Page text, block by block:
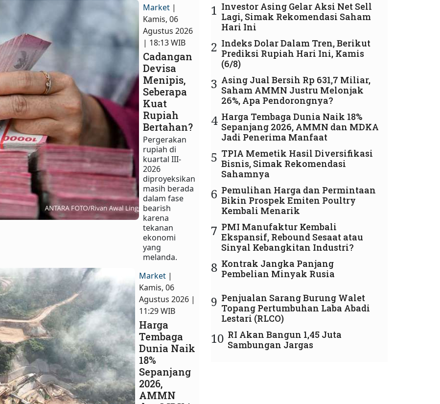
Market |
Kamis, 06
Agustus 2026
| 18:13 WIB
Cadangan
Devisa
Menipis,
Seberapa
Kuat
Rupiah
Bertahan?
Pergerakan
rupiah di
kuartal III-
2026
diproyeksikan
masih berada
dalam fase
bearish
karena
tekanan
ekonomi
yang
melanda.
Market |
Kamis, 06
Agustus 2026 |
11:29 WIB
Harga
Tembaga
Dunia Naik
18%
Sepanjang
2026,
AMMN
1 Investor Asing Gelar Aksi Net Sell
Lagi, Simak Rekomendasi Saham
Hari Ini
2 Indeks Dolar Dalam Tren, Berikut
Prediksi Rupiah Hari Ini, Kamis
(6/8)
3 Asing Jual Bersih Rp 631,7 Miliar,
Saham AMMN Justru Melonjak
26%, Apa Pendorongnya?
4 Harga Tembaga Dunia Naik 18%
Sepanjang 2026, AMMN dan MDKA
Jadi Penerima Manfaat
5 TPIA Memetik Hasil Diversifikasi
Bisnis, Simak Rekomendasi
Sahamnya
6 Pemulihan Harga dan Permintaan
Bikin Prospek Emiten Poultry
Kembali Menarik
7 PMI Manufaktur Kembali
Ekspansif, Rebound Sesaat atau
Sinyal Kebangkitan Industri?
8 Kontrak Jangka Panjang
Pembelian Minyak Rusia
9 Penjualan Sarang Burung Walet
Topang Pertumbuhan Laba Abadi
Lestari (RLCO)
10 RI Akan Bangun 1,45 Juta
Sambungan Jargas